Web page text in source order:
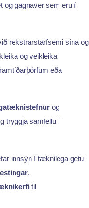
og gagnaver sem eru í
rekstrarstarfsemi sína og
og veikleika
eða
og
tryggja samfellu í
innsýn í tæknilega getu
,
til